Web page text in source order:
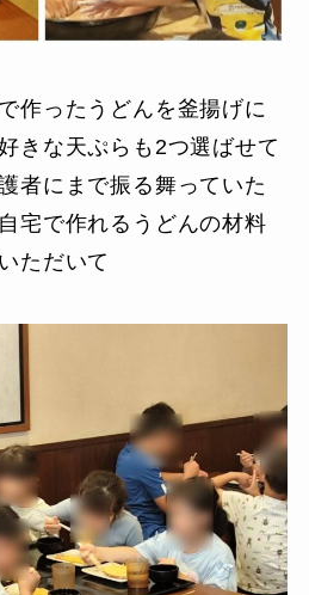
作ったうどんを釜揚げに
きな天ぷらも2つ選ばせて
者にまで振る舞っていた
宅で作れるうどんの材料
ただいて